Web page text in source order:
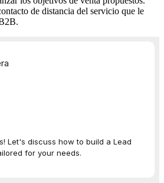
de distancia del servicio que le